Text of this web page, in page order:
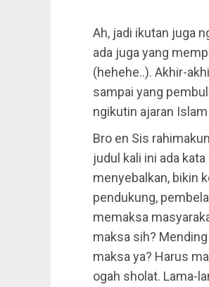
Ah, jadi ikutan juga
ada juga yang
(hehehe..). Akhir-
sampai yang
ngikutin ajaran Islam
Bro en Sis
judul kali ini ada
menyebalkan, bikin
pendukung,
memaksa
maksa sih?
maksa ya? Harus
ogah sholat. Lama-